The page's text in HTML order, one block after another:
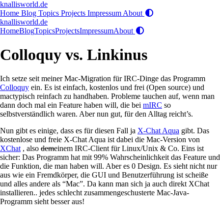
knallisworld.de
Home Blog Topics Projects Impressum About
knallisworld.de
HomeBlogTopicsProjectsImpressumAbout
Colloquy vs. Linkinus
Ich setze seit meiner Mac-Migration für IRC-Dinge das Programm
Colloquy ein. Es ist einfach, kostenlos und frei (Open source) und
mactypisch reinfach zu handhaben. Probleme tauchen auf, wenn man
dann doch mal ein Feature haben will, die bei mIRC so
selbstverständlich waren. Aber nun gut, für den Alltag reicht’s.
Nun gibt es einige, dass es für diesen Fall ja X-Chat Aqua gibt. Das
kostenlose und freie X-Chat Aqua ist dabei die Mac-Version von
XChat , also demeinem IRC-Client für Linux/Unix & Co. Eins ist
sicher: Das Programm hat mit 99% Wahrscheinlichkeit das Feature und
die Funktion, die man haben will. Aber es 0 Design. Es sieht nicht nur
aus wie ein Fremdkörper, die GUI und Benutzerführung ist scheiße
und alles andere als “Mac”. Da kann man sich ja auch direkt XChat
installieren.. jedes schlecht zusammengeschusterte Mac-Java-
Programm sieht besser aus!